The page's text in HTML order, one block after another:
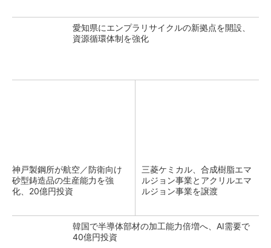
愛知県にエンプラリサイクルの新拠点を開設、
資源循環体制を強化
神戸製鋼所が航空／防衛向け
砂型鋳造品の生産能力を強
化、20億円投資
三菱ケミカル、合成樹脂エマ
ルジョン事業とアクリルエマ
ルジョン事業を譲渡
韓国で半導体部材の加工能力倍増へ、AI需要で
40億円投資